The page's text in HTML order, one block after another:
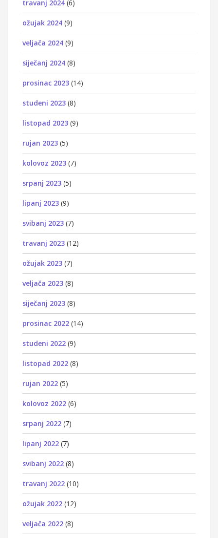
travanj 2024 (6)
ožujak 2024 (9)
veljača 2024 (9)
siječanj 2024 (8)
prosinac 2023 (14)
studeni 2023 (8)
listopad 2023 (9)
rujan 2023 (5)
kolovoz 2023 (7)
srpanj 2023 (5)
lipanj 2023 (9)
svibanj 2023 (7)
travanj 2023 (12)
ožujak 2023 (7)
veljača 2023 (8)
siječanj 2023 (8)
prosinac 2022 (14)
studeni 2022 (9)
listopad 2022 (8)
rujan 2022 (5)
kolovoz 2022 (6)
srpanj 2022 (7)
lipanj 2022 (7)
svibanj 2022 (8)
travanj 2022 (10)
ožujak 2022 (12)
veljača 2022 (8)